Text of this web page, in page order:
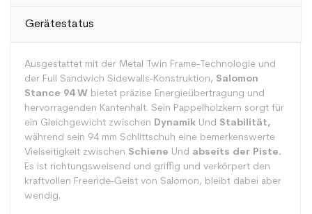
Gerätestatus
Ausgestattet mit der Metal Twin Frame-Technologie und
der Full Sandwich Sidewalls-Konstruktion, Salomon
Stance 94 W bietet präzise Energieübertragung und
hervorragenden Kantenhalt. Sein Pappelholzkern sorgt für
ein Gleichgewicht zwischen Dynamik Und Stabilität,
während sein 94 mm Schlittschuh eine bemerkenswerte
Vielseitigkeit zwischen Schiene Und abseits der Piste.
Es ist richtungsweisend und griffig und verkörpert den
kraftvollen Freeride-Geist von Salomon, bleibt dabei aber
wendig.